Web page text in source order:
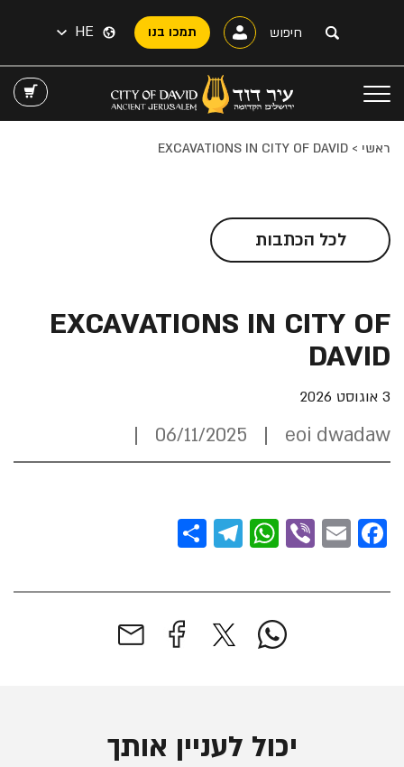
תמכו בנו HE
ראשי >
EXCAVATIONS IN CITY OF DAVID
לכל הכתבות
EXCAVATIONS IN CITY OF
DAVID
3 אוגוסט 2026
eoi dwadaw
06/11/2025
Fa
b
E
ail
Vi
r
W
ts
p
Te
gr
a
m
re
יכול לעניין אותך